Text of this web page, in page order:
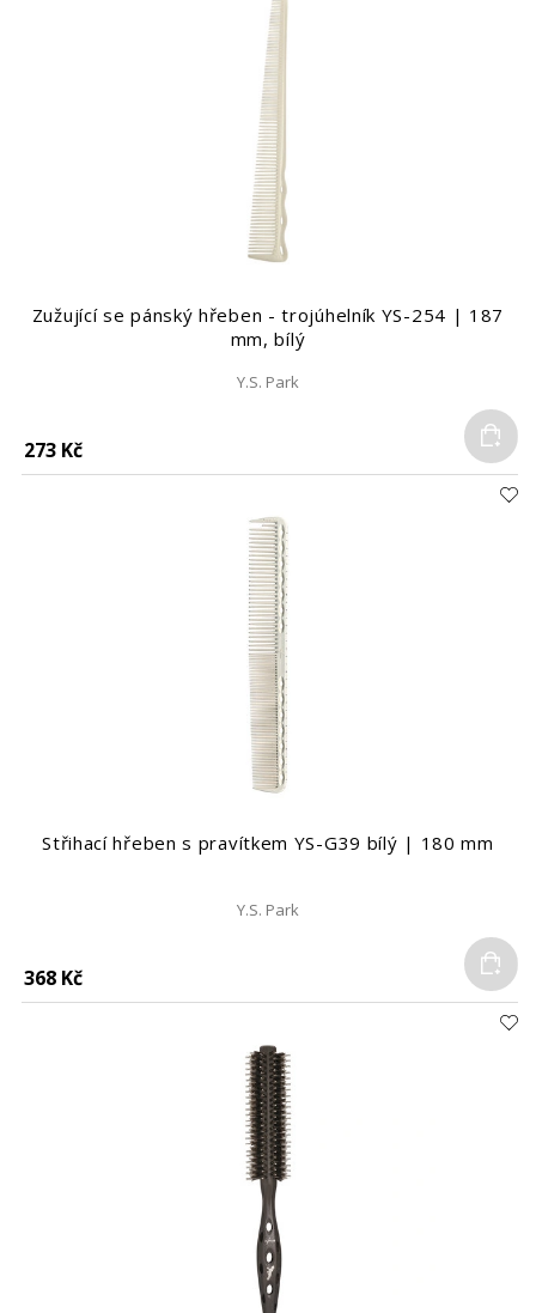
Zužující se pánský hřeben - trojúhelník YS-254 | 187
mm, bílý
Y.S. Park
273 Kč
Střihací hřeben s pravítkem YS-G39 bílý | 180 mm
Y.S. Park
368 Kč